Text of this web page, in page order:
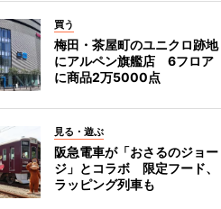
買う
梅田・茶屋町のユニクロ跡地
にアルペン旗艦店 6フロア
に商品2万5000点
見る・遊ぶ
阪急電車が「おさるのジョー
ジ」とコラボ 限定フード、
ラッピング列車も